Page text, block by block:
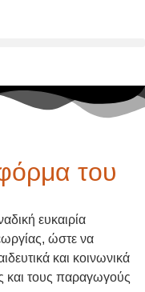
του
ευκαιρία
ώστε να
και κοινωνικά
και τους παραγωγούς